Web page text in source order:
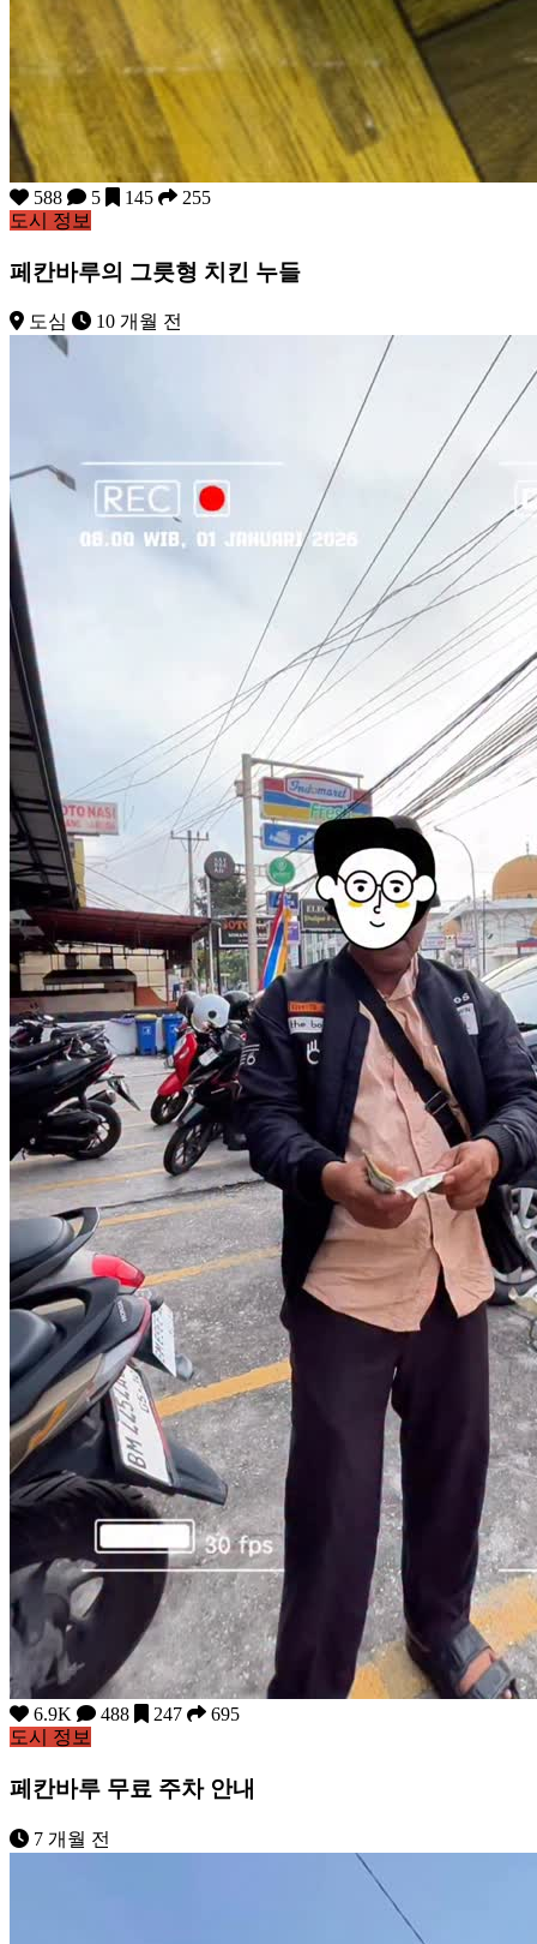
588 5 145
255
도시 정보
페칸바루의 그릇형 치킨 누들
도심 10 개월 전
6.9K 488 247
695
도시 정보
페칸바루 무료 주차 안내
7 개월 전